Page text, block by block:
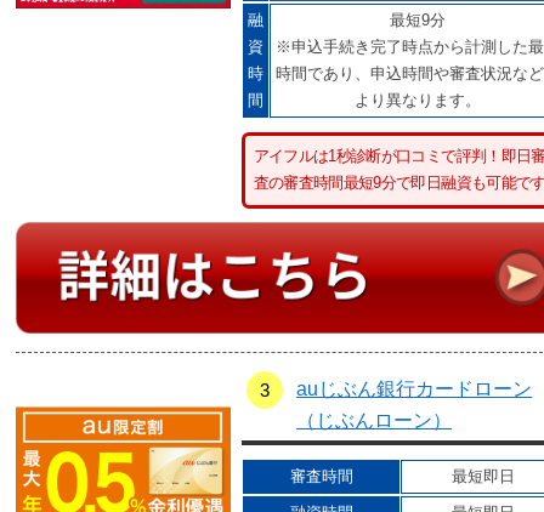
融
資
時
間
最短9分
※申込手続き完了時点から計測した
時間であり、申込時間や審査状況な
より異なります。
アイフルは1秒診断が口コミで評判！即日
査の審査時間最短9分で即日融資も可能で
auじぶん銀行カードローン
（じぶんローン）
審査時間
最短即日
3